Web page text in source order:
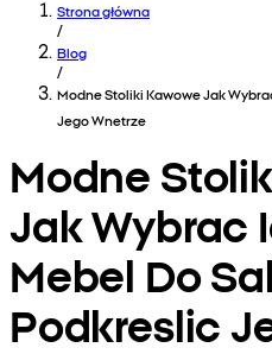
Strona główna
/
Blog
/
Modne Stoliki Kawowe Jak
Jego Wnetrze
Modne
Jak Wybrac
Mebel Do
Podkreslic